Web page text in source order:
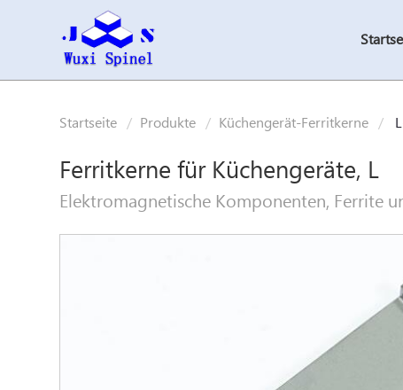
Startseite Produkte Küchengerät-Ferritkerne
Ferritkerne für Küchengeräte, L
Elektromagnetische Komponenten, Ferrite